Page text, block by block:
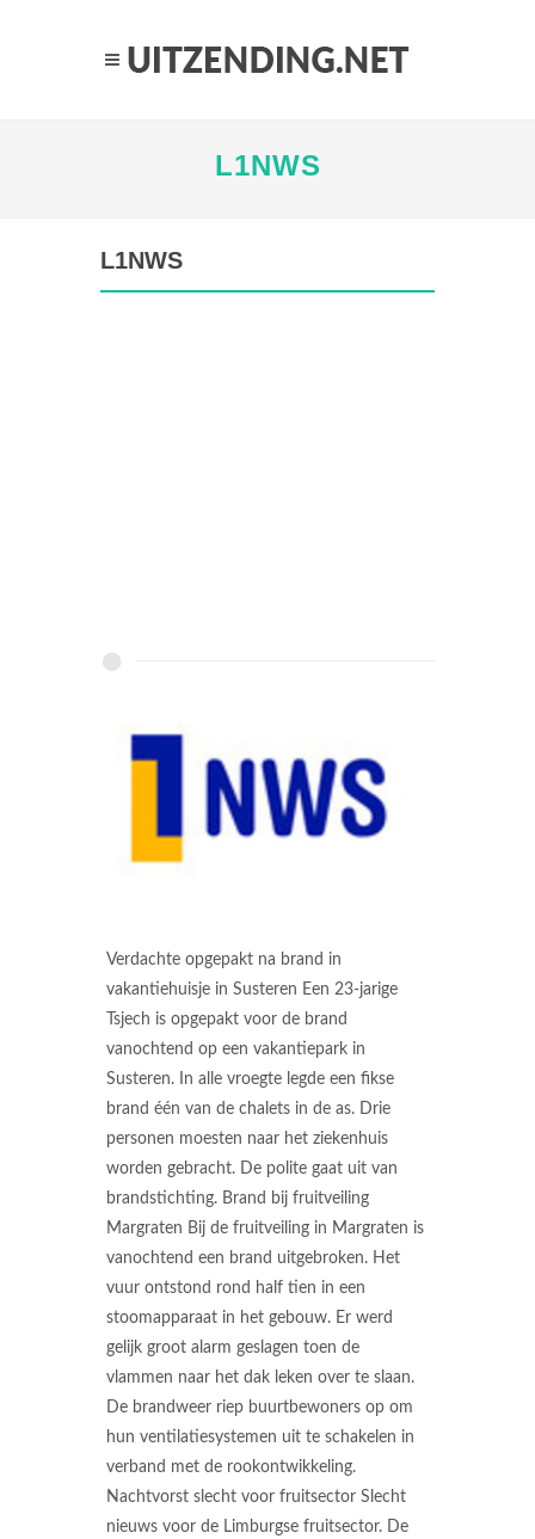
L1NWS
L1NWS
Verdachte opgepakt na brand in
vakantiehuisje in Susteren Een 23-jarige
Tsjech is opgepakt voor de brand
vanochtend op een vakantiepark in
Susteren. In alle vroegte legde een fikse
brand één van de chalets in de as. Drie
personen moesten naar het ziekenhuis
worden gebracht. De polite gaat uit van
brandstichting. Brand bij fruitveiling
Margraten Bij de fruitveiling in Margraten is
vanochtend een brand uitgebroken. Het
vuur ontstond rond half tien in een
stoomapparaat in het gebouw. Er werd
gelijk groot alarm geslagen toen de
vlammen naar het dak leken over te slaan.
De brandweer riep buurtbewoners op om
hun ventilatiesystemen uit te schakelen in
verband met de rookontwikkeling.
Nachtvorst slecht voor fruitsector Slecht
nieuws voor de Limburgse fruitsector. De